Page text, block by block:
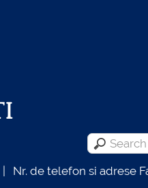
Nr. de telefon si adrese